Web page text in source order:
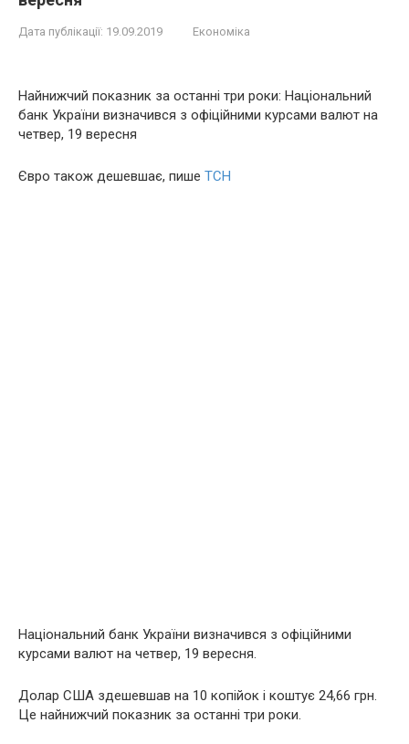
Дата публікації: 19.09.2019 Економіка
Найнижчий показник за останні три роки: Національний
банк України визначився з офіційними курсами валют на
четвер, 19 вересня
Євро також дешевшає, пише ТСН
Національний банк України визначився з офіційними
курсами валют на четвер, 19 вересня.
Долар США здешевшав на 10 копійок і коштує 24,66 грн.
Це найнижчий показник за останні три роки.